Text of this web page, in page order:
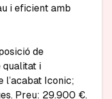
i eficient amb
de
qualitat i
l’acabat Iconic;
Preu: 29.900 €.